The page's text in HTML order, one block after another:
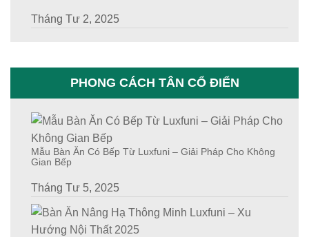
Tháng Tư 2, 2025
PHONG CÁCH TÂN CỔ ĐIỂN
Mẫu Bàn Ăn Có Bếp Từ Luxfuni – Giải Pháp Cho Không
Gian Bếp
Tháng Tư 5, 2025